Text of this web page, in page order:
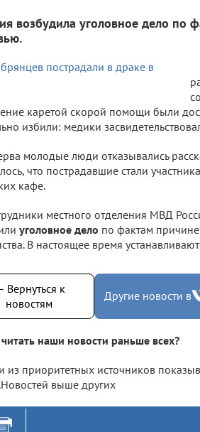
возбудила уголовное дело по
каретой скорой помощи были
избили: медики
молодые люди отказывались
что пострадавшие стали
кафе.
местного отделения МВД
уголовное дело по фактам
В настоящее время
Вернуться к
новостям
Другие новости в
наши новости раньше всех?
из приоритетных источников
выше других